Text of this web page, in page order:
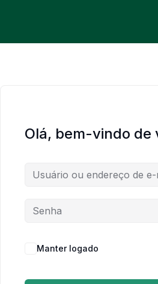
Olá, bem-vindo de
Manter logado